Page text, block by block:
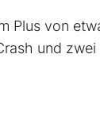
Plus von
und zwei